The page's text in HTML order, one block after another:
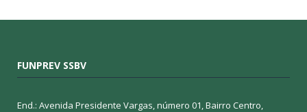
FUNPREV SSBV
End.: Avenida Presidente Vargas, número 01, Bairro Centro,